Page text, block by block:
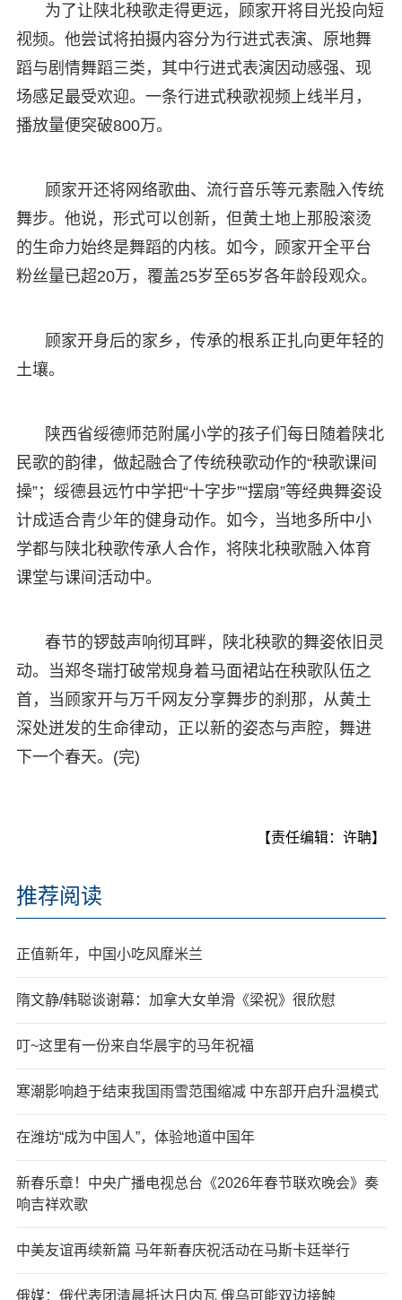
为了让陕北秧歌走得更远，顾家开将目光投向短
视频。他尝试将拍摄内容分为行进式表演、原地舞
蹈与剧情舞蹈三类，其中行进式表演因动感强、现
场感足最受欢迎。一条行进式秧歌视频上线半月，
播放量便突破800万。
顾家开还将网络歌曲、流行音乐等元素融入传统
舞步。他说，形式可以创新，但黄土地上那股滚烫
的生命力始终是舞蹈的内核。如今，顾家开全平台
粉丝量已超20万，覆盖25岁至65岁各年龄段观众。
顾家开身后的家乡，传承的根系正扎向更年轻的
土壤。
陕西省绥德师范附属小学的孩子们每日随着陕北
民歌的韵律，做起融合了传统秧歌动作的“秧歌课间
操”；绥德县远竹中学把“十字步”“摆扇”等经典舞姿设
计成适合青少年的健身动作。如今，当地多所中小
学都与陕北秧歌传承人合作，将陕北秧歌融入体育
课堂与课间活动中。
春节的锣鼓声响彻耳畔，陕北秧歌的舞姿依旧灵
动。当郑冬瑞打破常规身着马面裙站在秧歌队伍之
首，当顾家开与万千网友分享舞步的刹那，从黄土
深处迸发的生命律动，正以新的姿态与声腔，舞进
下一个春天。(完)
【责任编辑：许聃】
推荐阅读
正值新年，中国小吃风靡米兰
隋文静/韩聪谈谢幕：加拿大女单滑《梁祝》很欣慰
叮~这里有一份来自华晨宇的马年祝福
寒潮影响趋于结束我国雨雪范围缩减 中东部开启升温模式
在潍坊“成为中国人”，体验地道中国年
新春乐章！中央广播电视总台《2026年春节联欢晚会》奏
响吉祥欢歌
中美友谊再续新篇 马年新春庆祝活动在马斯卡廷举行
俄媒：俄代表团清晨抵达日内瓦 俄乌可能双边接触